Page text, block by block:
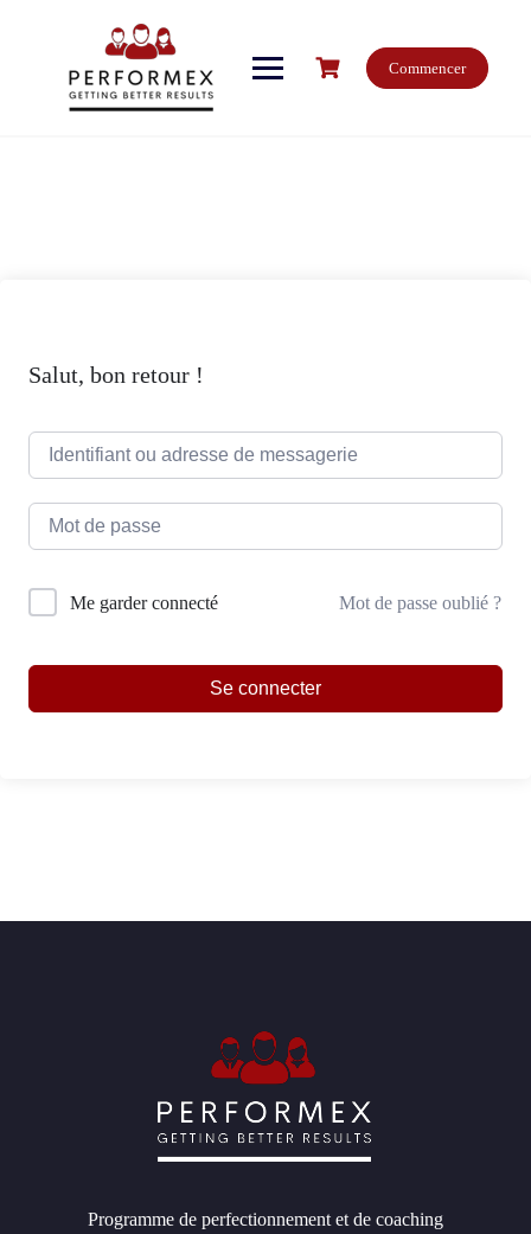
Commencer
Salut, bon retour !
Me garder connecté Mot de passe oublié ?
Se connecter
Programme de perfectionnement et de coaching